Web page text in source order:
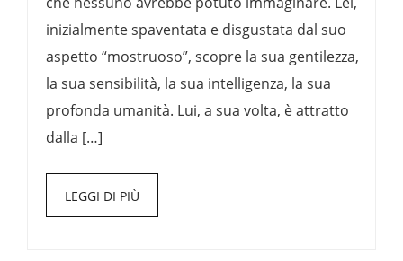
inizialmente spaventata e disgustata dal suo
aspetto “mostruoso”, scopre la sua gentilezza,
la sua sensibilità, la sua intelligenza, la sua
profonda umanità. Lui, a sua volta, è attratto
dalla […]
LEGGI DI PIÙ